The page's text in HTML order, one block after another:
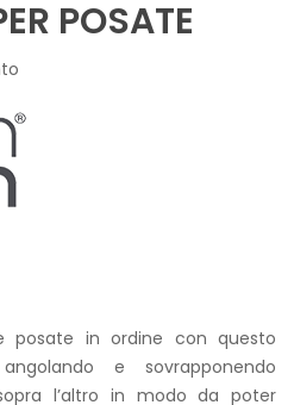
POSATE
posate in ordine con questo
e sovrapponendo
l’altro in modo da poter